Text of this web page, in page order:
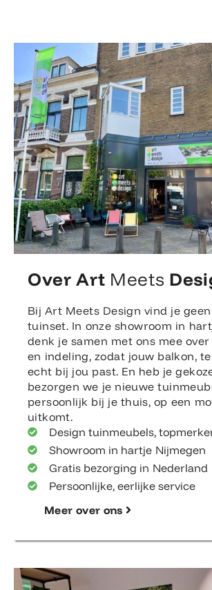
Over Art Meets
Bij Art Meets Design vind je
tuinset. In onze showroom in
denk je samen met ons mee
en indeling, zodat jouw balkon,
echt bij jou past. En heb je
bezorgen we je nieuwe
persoonlijk bij je thuis, op een
uitkomt.
Design tuinmeubels,
Showroom in hartje Nijmegen
Gratis bezorging in Nederland
Persoonlijke, eerlijke service
Meer over ons